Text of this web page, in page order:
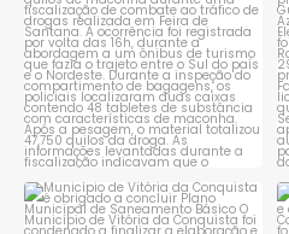
Município de Vitória da
Conquista é obrigado a...